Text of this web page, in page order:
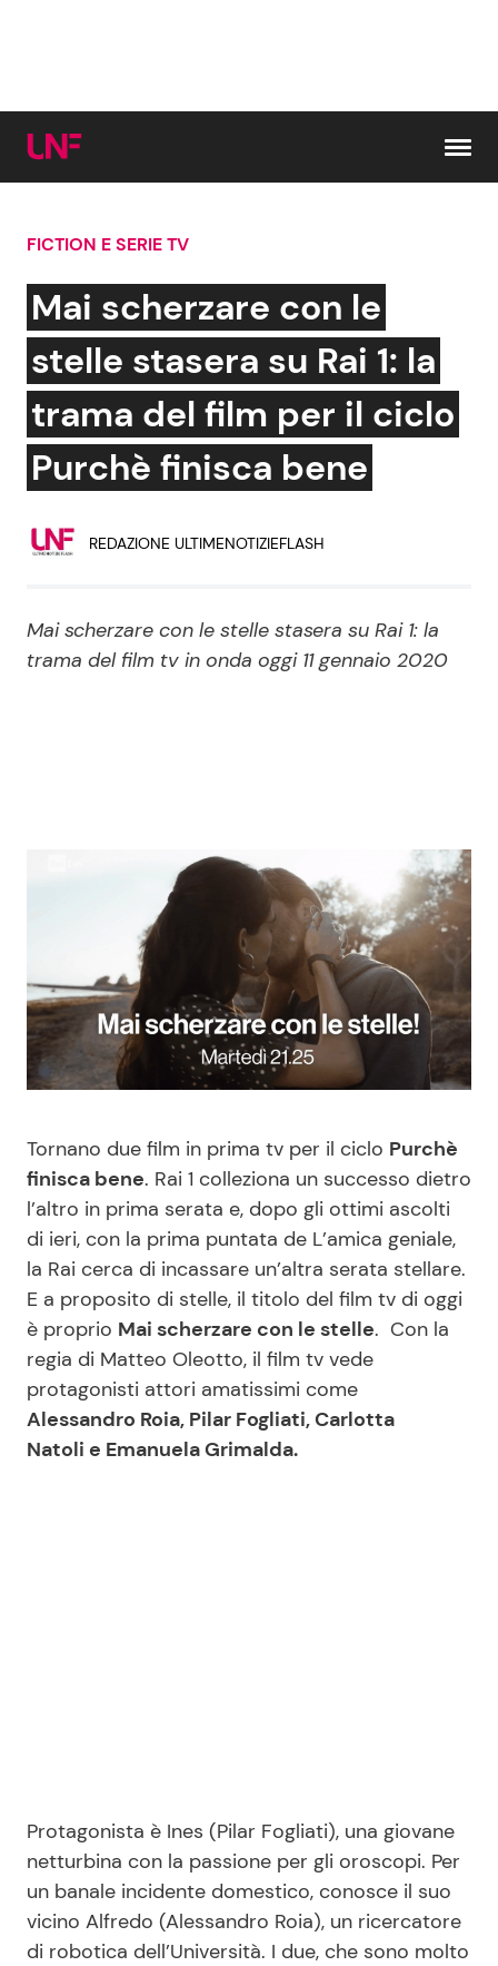
Cerca:
News e Cronaca
Attualità Italiana
Dal Mondo
Politica
Gossip e TV
Bellezze VIP
Coppie VIP
Reality e Talent
News Spettacolo
Benessere
Casa
Moda e Style
Mondo Mamma
News benessere
Salute
Viaggi e Turismo
Cucina e Ricette
Consigli di Cucina
Dolci
Le Ricette in TV
Primi Piatti
Ricette Facili e Veloci
Ricette Feste
Redazione
Contattaci
Privacy Policy
FICTION E SERIE TV
Mai scherzare con le
stelle stasera su Rai 1: la
trama del film per il ciclo
Purchè finisca bene
REDAZIONE ULTIMENOTIZIEFLASH
Mai scherzare con le stelle stasera su Rai 1: la
trama del film tv in onda oggi 11 gennaio 2020
Tornano due film in prima tv per il ciclo Purchè
finisca bene. Rai 1 colleziona un successo dietro
l’altro in prima serata e, dopo gli ottimi ascolti
di ieri, con la prima puntata de L’amica geniale,
la Rai cerca di incassare un’altra serata stellare.
E a proposito di stelle, il titolo del film tv di oggi
è proprio Mai scherzare con le stelle. Con la
regia di Matteo Oleotto, il film tv vede
protagonisti attori amatissimi come
Alessandro Roia, Pilar Fogliati, Carlotta
Natoli e Emanuela Grimalda.
Protagonista è Ines (Pilar Fogliati), una giovane
netturbina con la passione per gli oroscopi. Per
un banale incidente domestico, conosce il suo
vicino Alfredo (Alessandro Roia), un ricercatore
di robotica dell’Università. I due, che sono molto